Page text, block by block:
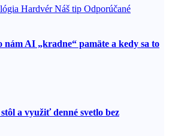
HardvérNáš tip Odporúčané
AI „kradne“ pamäte a kedy sa to
a využiť denné svetlo bez